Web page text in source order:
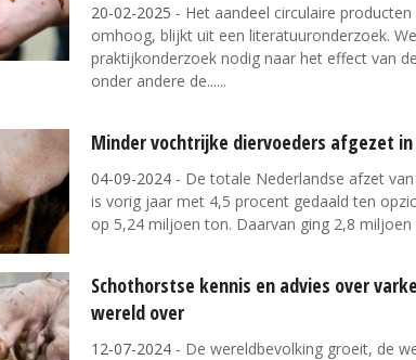
20-02-2025 - Het aandeel circulaire
omhoog, blijkt uit een literatuuronderzoek.
praktijkonderzoek nodig naar het effect van
onder andere de...
Minder vochtrijke diervoeders afgezet
04-09-2024 - De totale Nederlandse afzet
is vorig jaar met 4,5 procent gedaald ten
op 5,24 miljoen ton. Daarvan ging 2,8 miljoen
Schothorstse kennis en advies over
wereld over
12-07-2024 - De wereldbevolking groeit, de